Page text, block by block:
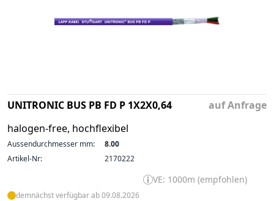
UNITRONIC BUS PB FD P 1X2X0,64
halogen-free, hochflexibel
auf Anfrage
Aussendurchmesser mm:
8.00
Artikel-Nr:
2170222
VE: 1000m (empfohlen)
demnächst verfügbar ab 09.08.2026